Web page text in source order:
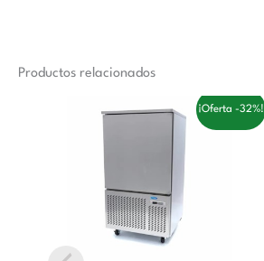
Productos relacionados
¡Oferta -32%!
precio
3.558,00 €.
precio